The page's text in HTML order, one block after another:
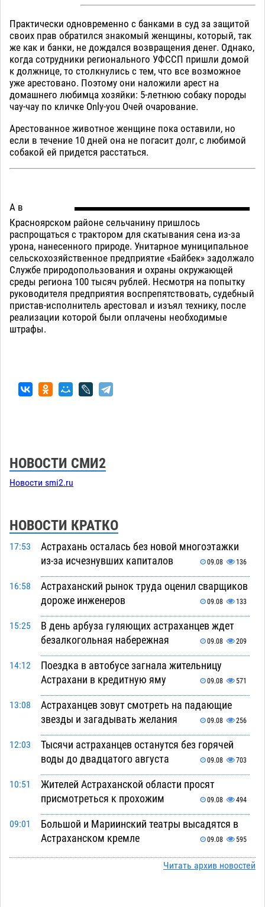
Практически одновременно с банками в суд за защитой
своих прав обратился знакомый женщины, который, так
же как и банки, не дождался возвращения денег. Однако,
когда сотрудники регионального УФССП пришли домой
к должнице, то столкнулись с тем, что все возможное
уже арестовано. Поэтому они наложили арест на
домашнего любимца хозяйки: 5-летнюю собаку породы
чау-чау по кличке Only-you Очей очарование.
Арестованное животное женщине пока оставили, но
если в течение 10 дней она не погасит долг, с любимой
собакой ей придется расстаться.
А в
Красноярском районе сельчанину пришлось
распрощаться с трактором для скатывания сена из-за
урона, нанесенного природе. Унитарное муниципальное
сельскохозяйственное предприятие «Байбек» задолжало
Службе природопользования и охраны окружающей
среды региона 100 тысяч рублей. Несмотря на попытку
руководителя предприятия воспрепятствовать, судебный
пристав-исполнитель арестовал и изъял технику, после
реализации которой были оплачены необходимые
штрафы.
НОВОСТИ СМИ2
Новости smi2.ru
НОВОСТИ КРАТКО
17:53
Астрахань осталась без новой многоэтажки
из-за исчезнувших капиталов
09.08 136
16:58
Астраханский рынок труда оценил сварщиков
дороже инженеров
09.08 133
15:25
В день арбуза гуляющих астраханцев ждет
безалкогольная набережная
09.08 209
14:12
Поездка в автобусе загнала жительницу
Астрахани в кредитную яму
09.08 571
13:08
Астраханцев зовут смотреть на падающие
звезды и загадывать желания
09.08 256
12:03
Тысячи астраханцев останутся без горячей
воды до двадцатого августа
09.08 703
10:51
Жителей Астраханской области просят
присмотреться к прохожим
09.08 494
09:01
Большой и Мариинский театры высадятся в
Астраханском кремле
09.08 595
Начало положено: астраханский «Волгарь»
Читать архив новостей